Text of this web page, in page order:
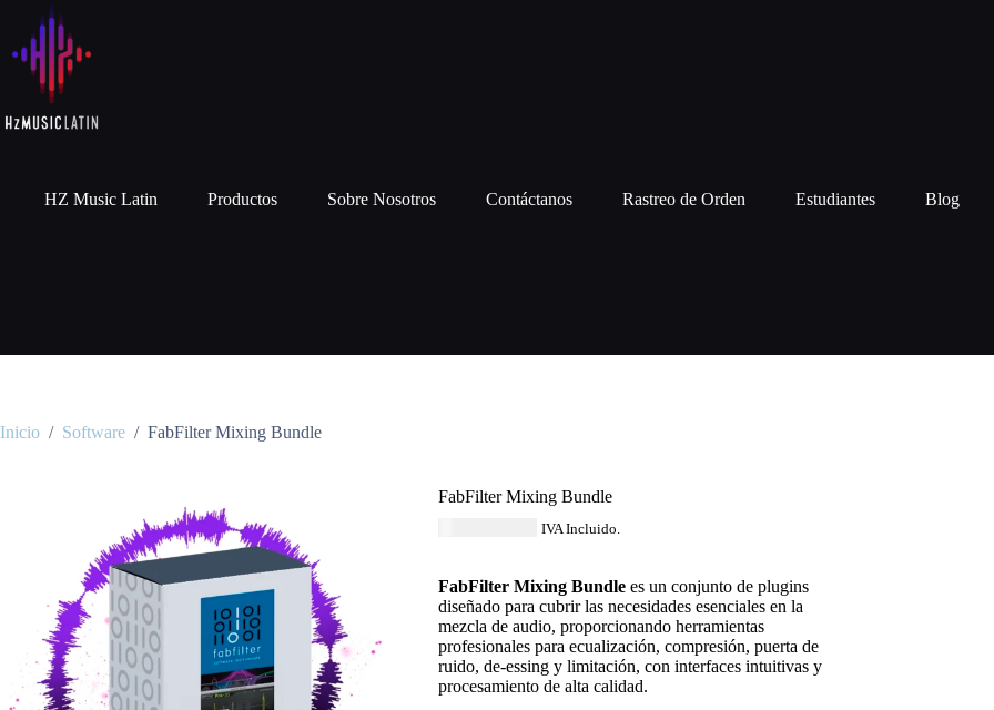
HZ Music Latin Productos Sobre Nosotros Contáctanos Rastreo de Orden Estudiantes Blog
Inicio / Software / FabFilter Mixing Bundle
FabFilter Mixing Bundle
IVA Incluido.
FabFilter Mixing Bundle es un conjunto de plugins
diseñado para cubrir las necesidades esenciales en la
mezcla de audio, proporcionando herramientas
profesionales para ecualización, compresión, puerta de
ruido, de-essing y limitación, con interfaces intuitivas y
procesamiento de alta calidad.